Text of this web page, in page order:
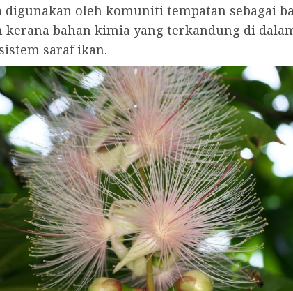
digunakan oleh komuniti tempatan sebagai
bahan kimia yang terkandung di
saraf ikan.